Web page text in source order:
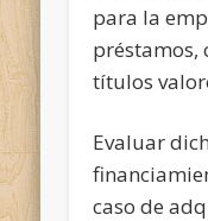
para la
préstamos,
títulos
Evaluar
caso de